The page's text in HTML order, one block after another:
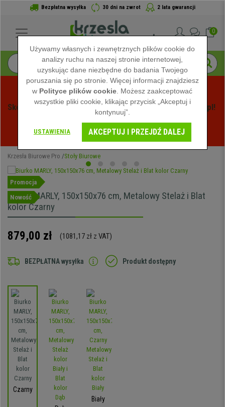
Bezpłatna wysyłka 30 dni na zwrot 2 lata gwarancji
0
Skorzystaj z Letnich Wyprzedaży na Krzeslabiurowepro.pl!
Zobacz oferty -
Krzesła Biurowe Pro Stoły Biurowe
Promocja
Nowość
Biurko MARLY, 150x150x76 cm, Metalowy Stelaż i Blat
kolor Czarny
879,00 zł (1081,17 zł z VAT)
BEZPŁATNA wysyłka Produkt dostępny
Czarny
Biały
Używamy własnych i zewnętrznych plików cookie do
analizy ruchu na naszej stronie internetowej,
uzyskując dane niezbędne do badania Twojego
poruszania się po stronie. Więcej informacji znajdziesz
w Polityce plików cookie . Możesz zaakceptować
wszystkie pliki cookie, klikając przycisk „Akceptuj i
kontynuuj”.
USTAWIENIA AKCEPTUJ I PRZEJDŹ DALEJ